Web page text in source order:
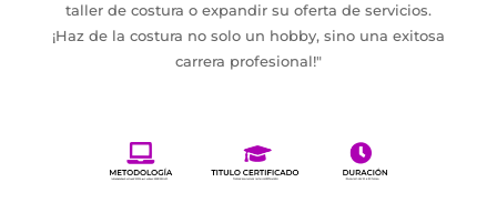
taller de costura o expandir su oferta de servicios.
¡Haz de la costura no solo un hobby, sino una exitosa
carrera profesional!"